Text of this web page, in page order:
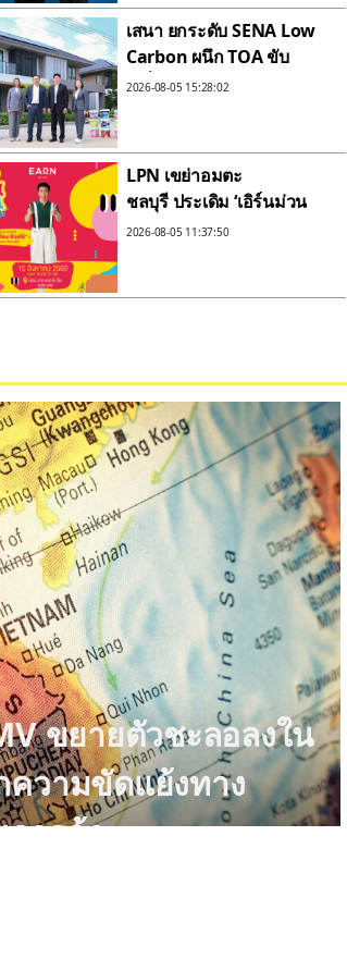
เสนา ยกระดับ SENA Low
Carbon ผนึก TOA ขับ
เคลื่อน Green Supply
2026-08-05 15:28:02
LPN เขย่าอมตะ
ชลบุรี ประเดิม ‘เอิร์นม่วน
เฟส’ ดึง ‘ก้อง ห้วยไร่’ เสิร์ฟ
2026-08-05 11:37:50
ขยายตัวชะลอลงใน
ความขัดแย้งทาง
ารค้า